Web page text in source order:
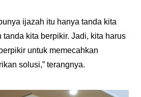
ijazah itu hanya tanda kita
tanda kita berpikir. Jadi, kita harus
untuk memecahkan
solusi,” terangnya.